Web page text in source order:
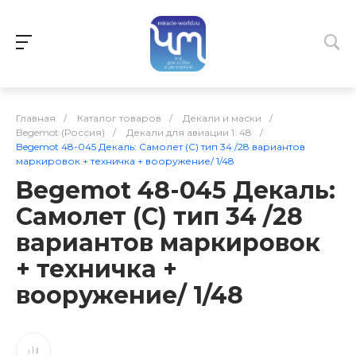
Главная / Каталог товаров / Декали и маски
/
Begemot (Россия)
/ Декали для авиации 1: 48
/
Begemot 48-045 Декаль: Самолет (С) тип 34 /28 вариантов
маркировок + техничка + вооружение/ 1/48
Begemot 48-045 Декаль:
Самолет (С) тип 34 /28
вариантов маркировок
+ техничка +
вооружение/ 1/48